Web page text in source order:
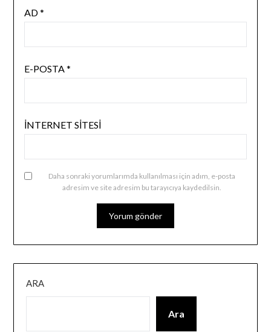
AD*
E-POSTA*
İNTERNET SITESI
Daha sonraki yorumlarımda kullanılması için adım, e-posta
adresim ve site adresim bu tarayıcıya kaydedilsin.
ARA
Ara